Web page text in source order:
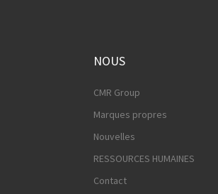
NOUS
CMR Group
Marques propres
Nouvelles
RESSOURCES HUMAINES
Contact